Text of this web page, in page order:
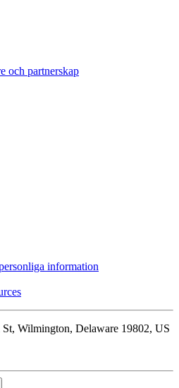
och partnerskap
information
Wilmington, Delaware 19802, US